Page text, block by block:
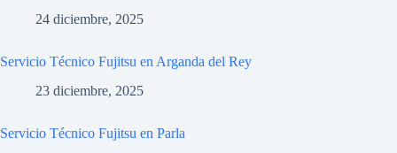
24 diciembre, 2025
Servicio Técnico Fujitsu en Arganda del Rey
23 diciembre, 2025
Servicio Técnico Fujitsu en Parla